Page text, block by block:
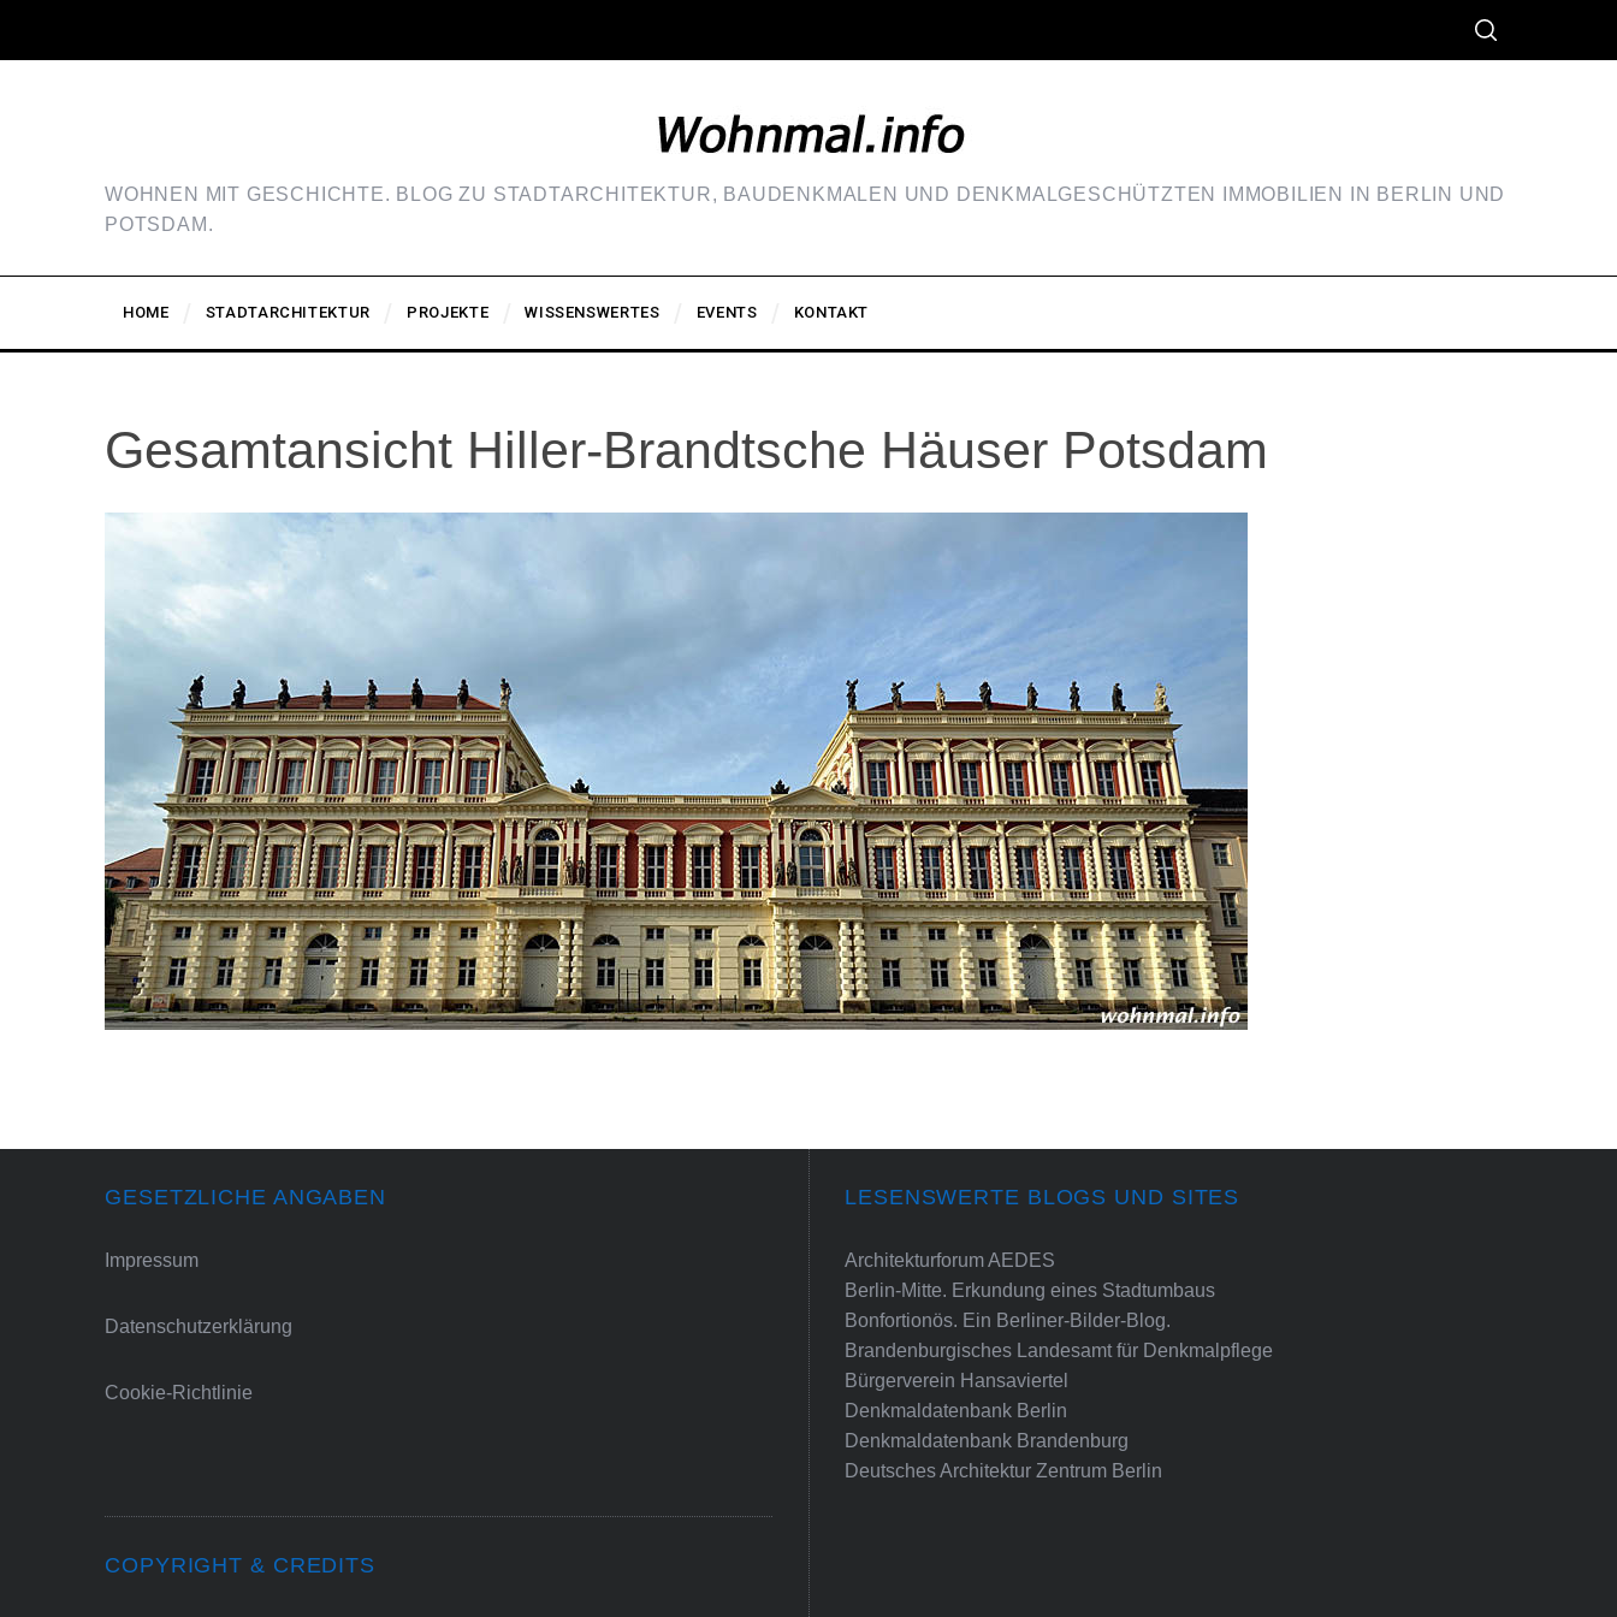
WOHNEN MIT GESCHICHTE. BLOG ZU STADTARCHITEKTUR, BAUDENKMALEN UND DENKMALGESCHÜTZTEN IMMOBILIEN IN BERLIN UND
POTSDAM.
HOME STADTARCHITEKTUR PROJEKTE WISSENSWERTES EVENTS KONTAKT
Gesamtansicht Hiller-Brandtsche Häuser Potsdam
GESETZLICHE ANGABEN
Impressum
Datenschutzerklärung
Cookie-Richtlinie
COPYRIGHT & CREDITS
LESENSWERTE BLOGS UND SITES
Architekturforum AEDES
Berlin-Mitte. Erkundung eines Stadtumbaus
Bonfortionös. Ein Berliner-Bilder-Blog.
Brandenburgisches Landesamt für Denkmalpflege
Bürgerverein Hansaviertel
Denkmaldatenbank Berlin
Denkmaldatenbank Brandenburg
Deutsches Architektur Zentrum Berlin